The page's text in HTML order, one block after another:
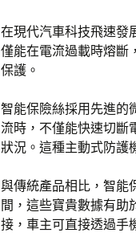
在現代汽車科技飛速發
僅能在電流過載時熔斷
保護。
智能保險絲採用先進的
流時，不僅能快速切斷
狀況。這種主動式防護
與傳統產品相比，智能
間，這些寶貴數據有助
接，車主可直接透過手